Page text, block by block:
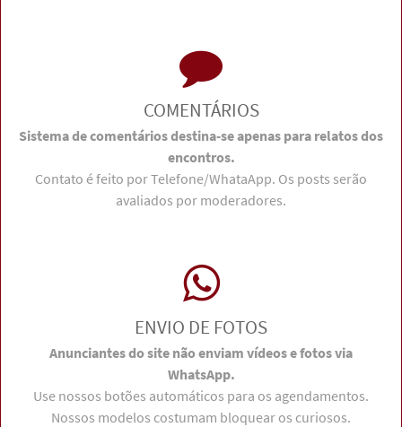
COMENTÁRIOS
Sistema de comentários destina-se apenas para relatos dos
encontros.
Contato é feito por Telefone/WhataApp. Os posts serão
avaliados por moderadores.
ENVIO DE FOTOS
Anunciantes do site não enviam vídeos e fotos via
WhatsApp.
Use nossos botões automáticos para os agendamentos.
Nossos modelos costumam bloquear os curiosos.